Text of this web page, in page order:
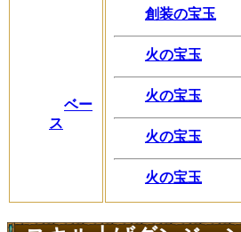
ベー
ス
創装の宝玉
火の宝玉
火の宝玉
火の宝玉
火の宝玉